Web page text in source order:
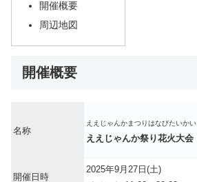
開催概要
周辺地図
開催概要
名称
ええじゃんかまつりはなびたいかい
ええじゃんか祭り花火大会
開催日時
2025年9月27日(土)